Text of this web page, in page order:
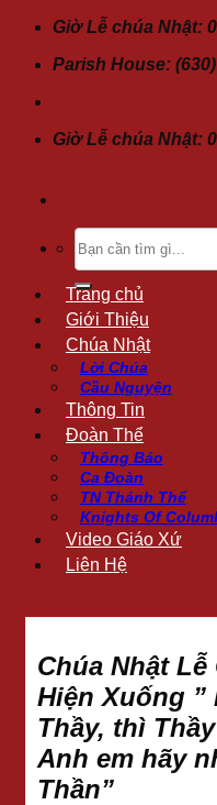
ChuyểnGiờ Lễ chúa Nhật:
Parish House:
Giờ Lễ chúa Nhật:
Tìm
kiếm:
Trang chủ
Giới Thiệu
Chúa Nhật
Lời Chúa
Cầu Nguyện
Thông Tin
Đoàn Thể
Thông Báo
Ca Đoàn
TN Thánh Thể
Knights Of
Video Giáo Xứ
Liên Hệ
Chúa Nhật
Hiện Xuống ”
Thầy, thì
Anh em hãy
Thần”